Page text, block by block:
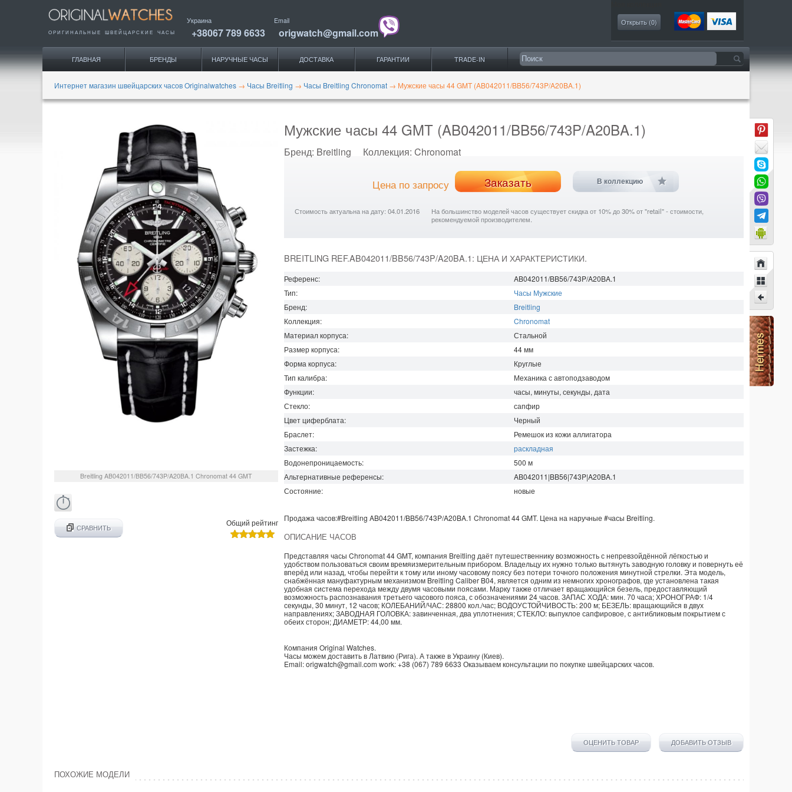
ОРИГИНАЛЬНЫЕ ШВЕЙЦАРСКИЕ ЧАСЫ
Украина
+38067 789 6633
Email
origwatch@gmail.com
Открыть (0)
ГЛАВНАЯ БРЕНДЫ НАРУЧНЫЕ ЧАСЫ ДОСТАВКА ГАРАНТИИ TRADE-IN
Интернет магазин швейцарских часов Originalwatches → Часы Breitling → Часы Breitling Chronomat → Мужские часы 44 GMT (AB042011/BB56/743P/A20BA.1)
Breitling AB042011/BB56/743P/A20BA.1 Chronomat 44 GMT
СРАВНИТЬ
Общий рейтинг
Мужские часы 44 GMT (AB042011/BB56/743P/A20BA.1)
Бренд: Breitling Коллекция: Chronomat
Цена по запросу Заказать В коллекцию
Стоимость актуальна на дату: 04.01.2016
На большинство моделей часов существует скидка от 10% до 30% от "retail" - стоимости,
рекомендуемой производителем.
BREITLING REF.AB042011/BB56/743P/A20BA.1: ЦЕНА И ХАРАКТЕРИСТИКИ.
Референс:
AB042011/BB56/743P/A20BA.1
Тип:
Часы Мужские
Бренд:
Breitling
Коллекция:
Chronomat
Материал корпуса:
Стальной
Размер корпуса:
44мм
Форма корпуса:
Круглые
Тип калибра:
Механика с автоподзаводом
Функции:
часы, минуты, секунды, дата
Стекло:
сапфир
Цвет циферблата:
Черный
Браслет:
Ремешок из кожи аллигатора
Застежка:
раскладная
Водонепроницаемость: 500 м
Альтернативные референсы:
AB042011|BB56|743P|A20BA.1
Состояние:
новые
Продажа часов:#Breitling AB042011/BB56/743P/A20BA.1 Chronomat44 GMT. Цена на наручные #часы Breitling.
ОПИСАНИЕ ЧАСОВ
Представляя часы Chronomat 44 GMT, компания Breitling даёт путешественнику возможность с непревзойдённой лёгкостью и
удобством пользоваться своим времяизмерительным прибором. Владельцу их нужно только вытянуть заводную головку и повернуть её
вперёд или назад, чтобы перейти к тому или иному часовому поясу без потери точного положения минутной стрелки. Эта модель,
снабжённая мануфактурным механизмом Breitling Caliber B04, является одним из немногих хронографов, где установлена такая
удобная система перехода между двумя часовыми поясами. Марку также отличает вращающийся безель, предоставляющий
возможность распознавания третьего часового пояса, с обозначениями 24 часов. ЗАПАС ХОДА: мин. 70 часа; ХРОНОГРАФ: 1/4
секунды, 30 минут, 12 часов; КОЛЕБАНИЙ/ЧАС: 28800 кол./час; ВОДОУСТОЙЧИВОСТЬ: 200 м; БЕЗЕЛЬ: вращающийся в двух
направлениях; ЗАВОДНАЯ ГОЛОВКА: завинченная, два уплотнения; СТЕКЛО: выпуклое сапфировое, с антибликовым покрытием с
обеих сторон; ДИАМЕТР: 44,00 мм.
Компания Original Watches.
Часы можем доставить в Латвию (Рига). А также вУкраину (Киев).
Email:origwatch@gmail.com work:+38 (067) 789 6633 Оказываем консультации по покупке швейцарских часов.
ОЦЕНИТЬ ТОВАР ДОБАВИТЬ ОТЗЫВ
ПОХОЖИЕ МОДЕЛИ